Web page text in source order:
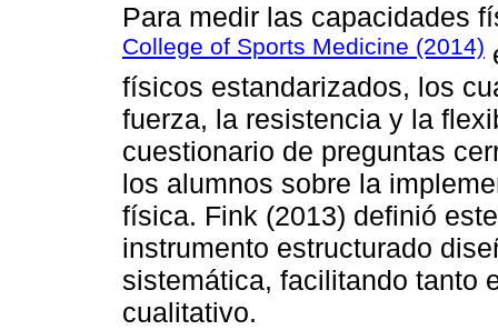
Para medir las capacidades
College of Sports Medicine (2014)
físicos estandarizados, los
fuerza, la resistencia y la
cuestionario de preguntas
los alumnos sobre la
física. Fink (2013) definió
instrumento estructurado
sistemática, facilitando tanto
cualitativo.